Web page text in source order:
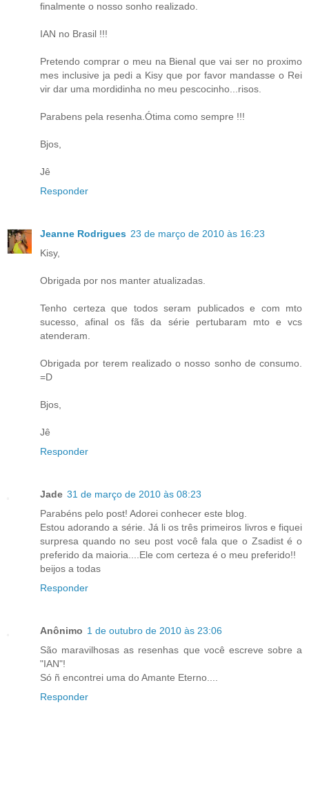
finalmente o nosso sonho realizado.
IAN no Brasil !!!
Pretendo comprar o meu na Bienal que vai ser no proximo
mes inclusive ja pedi a Kisy que por favor mandasse o Rei
vir dar uma mordidinha no meu pescocinho...risos.
Parabens pela resenha.Ótima como sempre !!!
Bjos,
Jê
Responder
Jeanne Rodrigues 23 de março de 2010 às 16:23
Kisy,
Obrigada por nos manter atualizadas.
Tenho certeza que todos seram publicados e com mto
sucesso, afinal os fãs da série pertubaram mto e vcs
atenderam.
Obrigada por terem realizado o nosso sonho de consumo.
=D
Bjos,
Jê
Responder
Jade 31 de março de 2010 às 08:23
Parabéns pelo post! Adorei conhecer este blog.
Estou adorando a série. Já li os três primeiros livros e fiquei
surpresa quando no seu post você fala que o Zsadist é o
preferido da maioria....Ele com certeza é o meu preferido!!
beijos a todas
Responder
Anônimo 1 de outubro de 2010 às 23:06
São maravilhosas as resenhas que você escreve sobre a
"IAN"!
Só ñ encontrei uma do Amante Eterno....
Responder